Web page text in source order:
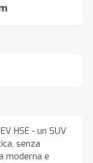
HSE - un SUV
senza
moderna e